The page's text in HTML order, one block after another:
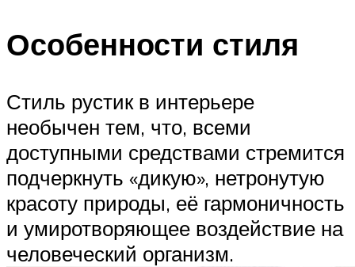
Особенности стиля
Стиль рустик в интерьере
необычен тем, что, всеми
доступными средствами стремится
подчеркнуть «дикую», нетронутую
красоту природы, её гармоничность
и умиротворяющее воздействие на
человеческий организм.